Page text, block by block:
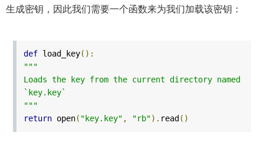
生成密钥，因此我们需要一个函数来为我们加载该密钥：
defload_key():
"""
Loads the key from the current directory named
`key.key`
"""
returnopen( "key.key" , "rb"). read ()